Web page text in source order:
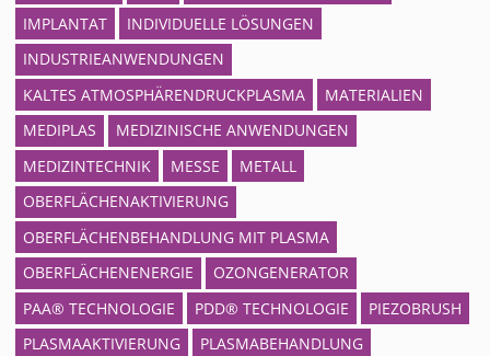
IMPLANTAT
INDIVIDUELLE LÖSUNGEN
INDUSTRIEANWENDUNGEN
KALTES ATMOSPHÄRENDRUCKPLASMA
MATERIALIEN
MEDIPLAS
MEDIZINISCHE ANWENDUNGEN
MEDIZINTECHNIK
MESSE
METALL
OBERFLÄCHENAKTIVIERUNG
OBERFLÄCHENBEHANDLUNG MIT PLASMA
OBERFLÄCHENENERGIE
OZONGENERATOR
PAA® TECHNOLOGIE
PDD® TECHNOLOGIE
PIEZOBRUSH
PLASMAAKTIVIERUNG
PLASMABEHANDLUNG